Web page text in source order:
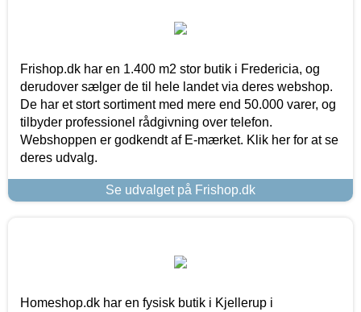
Frishop.dk har en 1.400 m2 stor butik i Fredericia, og
derudover sælger de til hele landet via deres webshop.
De har et stort sortiment med mere end 50.000 varer, og
tilbyder professionel rådgivning over telefon.
Webshoppen er godkendt af E-mærket. Klik her for at se
deres udvalg.
Se udvalget på Frishop.dk
Homeshop.dk har en fysisk butik i Kjellerup i